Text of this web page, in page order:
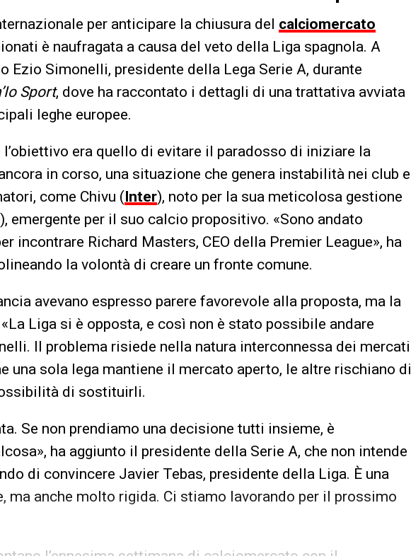
per anticipare la chiusura del calciomercato
è naufragata a causa del veto della Liga spagnola. A
Ezio Simonelli, presidente della Lega Serie A, durante
Sport, dove ha raccontato i dettagli di una trattativa avviata
leghe europee.
era quello di evitare il paradosso di iniziare la
in corso, una situazione che genera instabilità nei club e
come Chivu (Inter), noto per la sua meticolosa gestione
emergente per il suo calcio propositivo. «Sono andato
incontrare Richard Masters, CEO della Premier League», ha
la volontà di creare un fronte comune.
avevano espresso parere favorevole alla proposta, ma la
Liga si è opposta, e così non è stato possibile andare
Il problema risiede nella natura interconnessa dei mercati
una sola lega mantiene il mercato aperto, le altre rischiano di
di sostituirli.
Se non prendiamo una decisione tutti insieme, è
ha aggiunto il presidente della Serie A, che non intende
di convincere Javier Tebas, presidente della Liga. È una
ma anche molto rigida. Ci stiamo lavorando per il prossimo